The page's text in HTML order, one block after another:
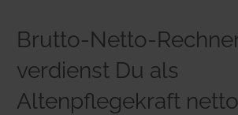
Brutto-Netto-
verdienst Du als
Altenpflegekraft netto